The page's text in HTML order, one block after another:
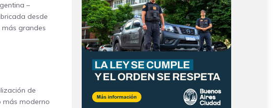
–
desde
más grandes
de
más moderno